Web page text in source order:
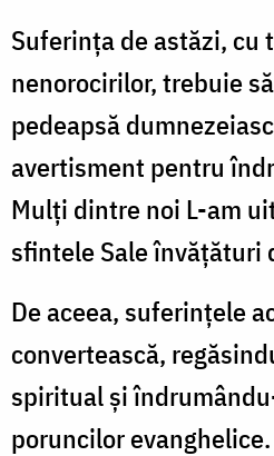
Suferinţa de astăzi, cu
nenorocirilor, trebuie
pedeapsă
avertisment pentru
Mulţi dintre noi L-am
sfintele Sale învăţături
De aceea, suferinţele
convertească,
spiritual şi
poruncilor evanghelice.